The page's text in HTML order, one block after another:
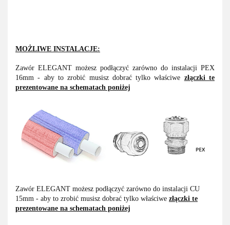
MOŻLIWE INSTALACJE:
Zawór ELEGANT możesz podłączyć zarówno do instalacji PEX
16mm - aby to zrobić musisz dobrać tylko właściwe złączki te
prezentowane na schematach poniżej
Zawór ELEGANT możesz podłączyć zarówno do instalacji CU
15mm - aby to zrobić musisz dobrać tylko właściwe złączki te
prezentowane na schematach poniżej